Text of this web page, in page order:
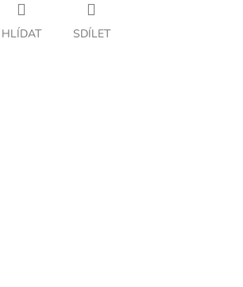
HLÍDAT SDÍLET